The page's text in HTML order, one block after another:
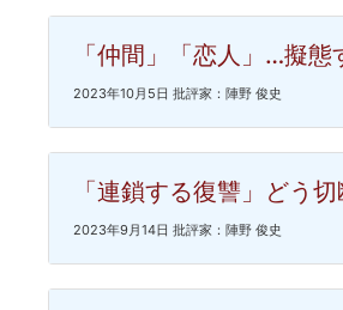
「仲間」「恋人」…擬態
2023年10月5日 批評家：陣野 俊史
「連鎖する復讐」どう
2023年9月14日 批評家：陣野 俊史